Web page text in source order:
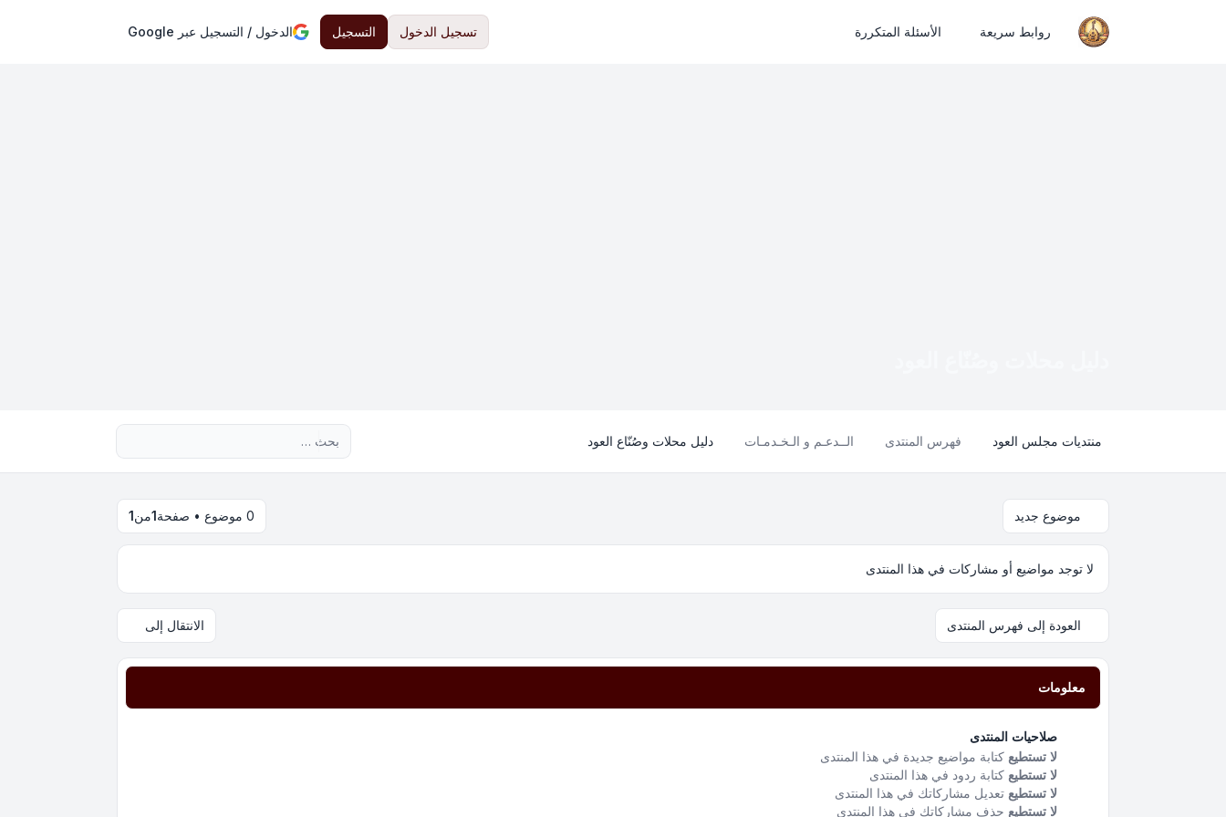
روابط سريعة الأسئلة المتكررة تسجيل الدخول التسجيل الدخول / التسجيل عبر Google
منتديات مجلس العود فهرس المنتدى الــدعـم و الـخـدمـات دليل محلات وصُنّاع العود
موضوع جديد 0 موضوع • صفحة 1من1
لا توجد مواضيع أو مشاركات في هذا المنتدى
العودة إلى فهرس المنتدى الانتقال إلى
معلومات
صلاحيات المنتدى
لا تستطيع كتابة مواضيع جديدة في هذا المنتدى
لا تستطيع كتابة ردود في هذا المنتدى
لا تستطيع تعديل مشاركاتك في هذا المنتدى
لا تستطيع حذف مشاركاتك في هذا المنتدى